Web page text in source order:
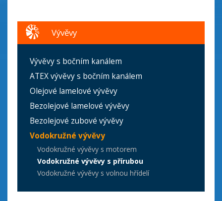
Vývěvy
Vývěvy s bočním kanálem
ATEX vývěvy s bočním kanálem
Olejové lamelové vývěvy
Bezolejové lamelové vývěvy
Bezolejové zubové vývěvy
Vodokružné vývěvy
Vodokružné vývěvy s motorem
Vodokružné vývěvy s přírubou
Vodokružné vývěvy s volnou hřídelí